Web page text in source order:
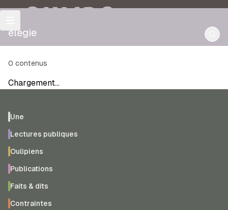
OULIPO
elegie
0 contenus
Chargement…
Une
Lectures publiques
Oulipiens
Publications
Faits & dits
Contraintes